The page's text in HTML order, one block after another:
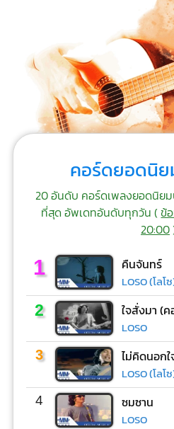
คอร์ดยอดนิย
20 อันดับ คอร์ดเพลงยอดนิยม
ที่สุด อัพเดทอันดับทุกวัน (ข้
20:00
1 คืนจันทร์
LOSO (โลโ
2 ใจสั่งมา (
LOSO
3 ไม่คิดนอก
LOSO (โลโ
4 ซมซาน
LOSO